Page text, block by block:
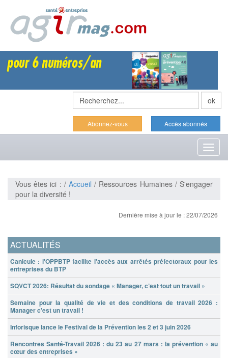
Abonnez-vous Accès abonnés
Vous êtes ici : / Accueil / Ressources Humaines / S'engager
pour la diversité !
Dernière mise à jour le : 22/07/2026
ACTUALITÉS
Canicule : l'OPPBTP facilite l'accès aux arrêtés préfectoraux pour les
entreprises du BTP
SQVCT 2026: Résultat du sondage « Manager, c’est tout un travail »
Semaine pour la qualité de vie et des conditions de travail 2026 :
Manager c'est un travail !
Inforisque lance le Festival de la Prévention les 2 et 3 juin 2026
Rencontres Santé-Travail 2026 : du 23 au 27 mars : la prévention « au
cœur des entreprises »